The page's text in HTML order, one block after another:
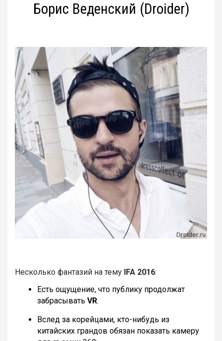
Борис Веденский (Droider)
Несколько фантазий на тему IFA 2016:
Есть ощущение, что публику продолжат
забрасывать VR.
Вслед за корейцами, кто-нибудь из
китайских грандов обязан показать камеру